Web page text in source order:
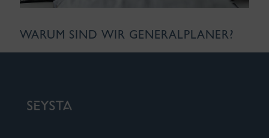
WARUM SIND WIR GENERALPLANER?